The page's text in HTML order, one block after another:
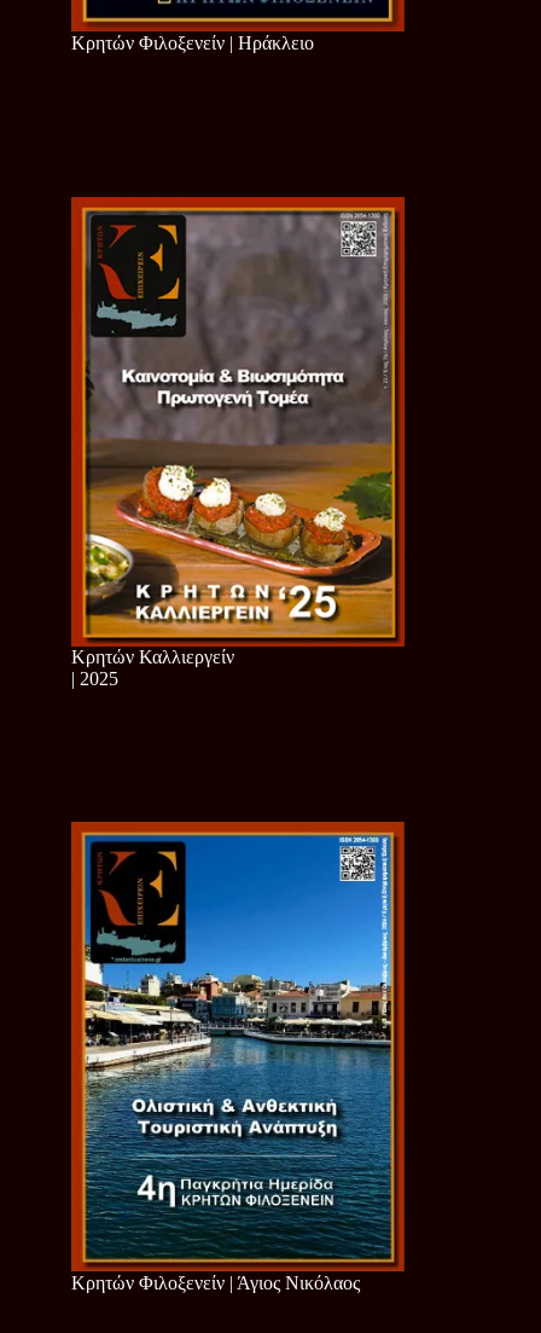
Κρητών Φιλοξενείν | Ηράκλειο
Κρητών Καλλιεργείν
| 2025
Κρητών Φιλοξενείν | Άγιος Νικόλαος